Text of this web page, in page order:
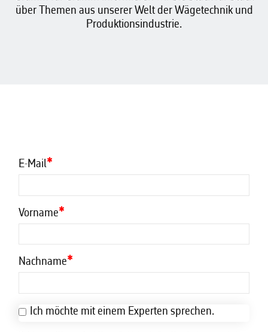
über Themen aus unserer Welt der Wägetechnik und
Produktionsindustrie.
E-Mail*
Vorname*
Nachname*
Ich möchte mit einem Experten sprechen.